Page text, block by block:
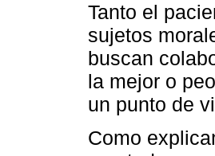
Tanto el
sujetos
buscan
la mejor o
un punto de
Como